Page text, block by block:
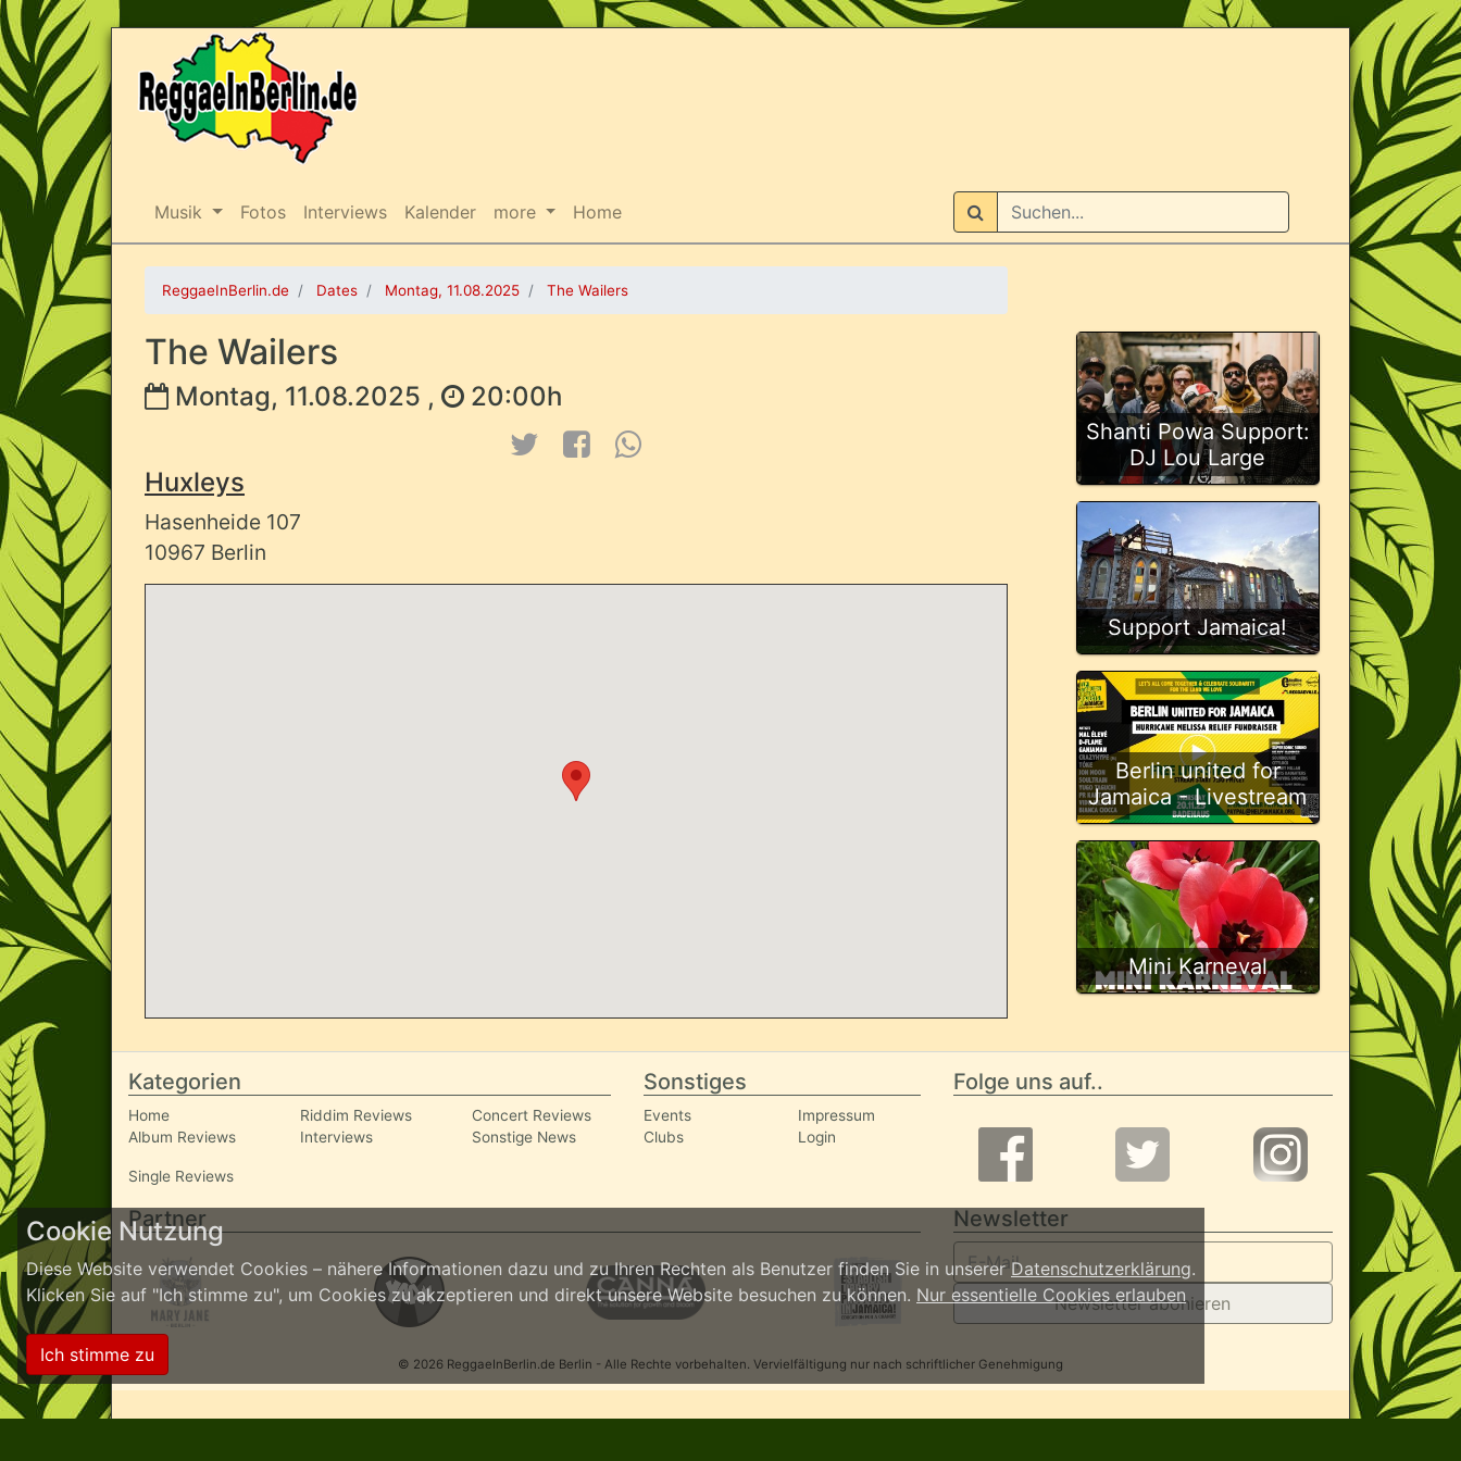
Musik Fotos Interviews Kalender more Home
Suchen
ReggaeInBerlin.de Dates Montag, 11.08.2025 The Wailers
The Wailers
Montag, 11.08.2025 , 20:00h
Huxleys
Hasenheide 107
10967 Berlin
Shanti Powa Support:
DJ Lou Large
Support Jamaica!
Berlin united for
Jamaica - Livestream
Mini Karneval
Kategorien
Home
Album Reviews
Riddim Reviews
Interviews
Concert Reviews
Sonstige News
Single Reviews
Sonstiges
Events
Clubs
Impressum
Login
Folge uns auf..
Partner Newsletter
Newsletter abonieren
© 2026 ReggaeInBerlin.de Berlin - Alle Rechte vorbehalten. Vervielfältigung nur nach schriftlicher Genehmigung
Cookie Nutzung
Diese Website verwendet Cookies – nähere Informationen dazu und zu Ihren Rechten als Benutzer finden Sie in unsererDatenschutzerklärung.
Klicken Sie auf "Ich stimme zu", um Cookies zu akzeptieren und direkt unsere Website besuchen zu können. Nur essentielle Cookies erlauben
Ich stimme zu